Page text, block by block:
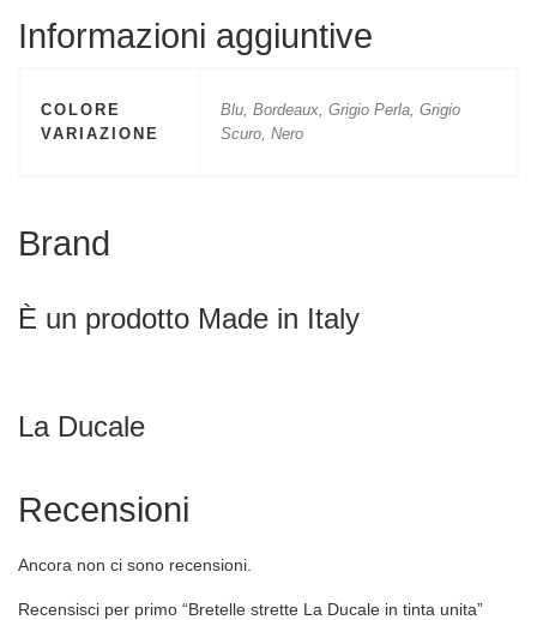
Informazioni aggiuntive
COLORE
VARIAZIONE
Blu, Bordeaux, Grigio Perla, Grigio
Scuro, Nero
Brand
È un prodotto Made in Italy
La Ducale
Recensioni
Ancora non ci sono recensioni.
Recensisci per primo “Bretelle strette La Ducale in tinta unita”